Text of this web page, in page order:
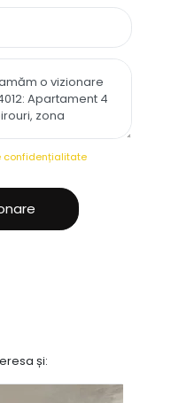
confidențialitate
și: